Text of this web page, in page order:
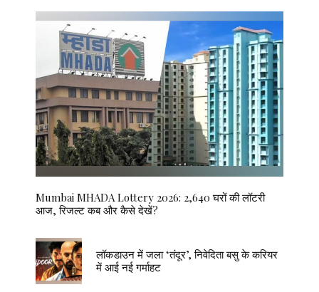
Mumbai MHADA Lottery 2026: 2,640 घरों की लॉटरी
आज, रिजल्ट कब और कैसे देखें?
लॉकडाउन में जला ‘तंदूर’, निवेदिता बसु के करियर
में आई नई गर्माहट